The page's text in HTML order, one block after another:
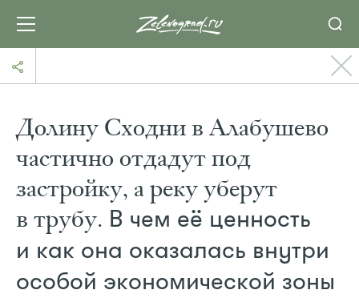
Долину Сходни в Алабушево
частично отдадут под
застройку, а реку уберут
в трубу. В чем её ценность
и как она оказалась внутри
особой экономической зоны